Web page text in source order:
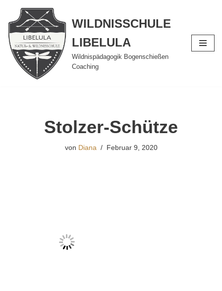
Zum
Inhalt
springen
WILDNISSCHULE
LIBELULA
Wildnispädagogik Bogenschießen
Coaching
Stolzer-Schütze
von Diana Februar 9, 2020